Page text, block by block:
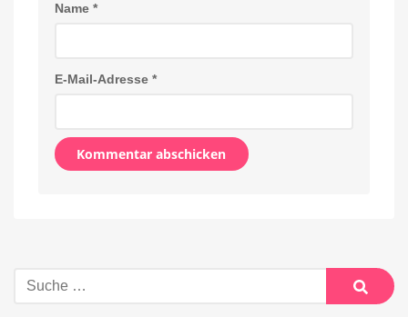
Name *
E-Mail-Adresse *
nach:
Suche